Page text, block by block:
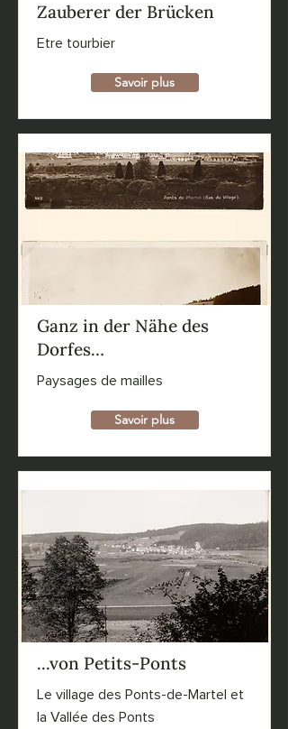
Zauberer der Brücken
Etre tourbier
Savoir plus
Ganz in der Nähe des
Dorfes…
Paysages de mailles
Savoir plus
...von Petits-Ponts
Le village des Ponts-de-Martel et
la Vallée des Ponts